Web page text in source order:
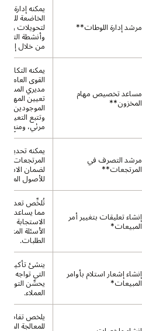
مرشد إدارة اللوطات**
يمكنه إدارة
الخاضعة
لتحويلات
وأنشطة
من خلال
مساعد تخصيص مهام
المخزون**
يمكنه
القوى العاملة
مديري
تعيين المهام
الموجودين في
وتتبع
مرئي، ومنع
مرشد التصرف في
المرتجعات**
يمكنه تحديد
المرتجعات
لضمان
للأصول
إنشاء تعليقات بتغيير أمر
المبيعات*
تُلخِّص تعديلات
مما يساعد
الاستجابة
الأسئلة
الطلبات.
إنشاء إشعار استلام بأوامر
المبيعات*
ينشئ تأكيدات
التي تواجه
يحسِّن
العملاء.
يلخص تفاصيل
للمعالجة